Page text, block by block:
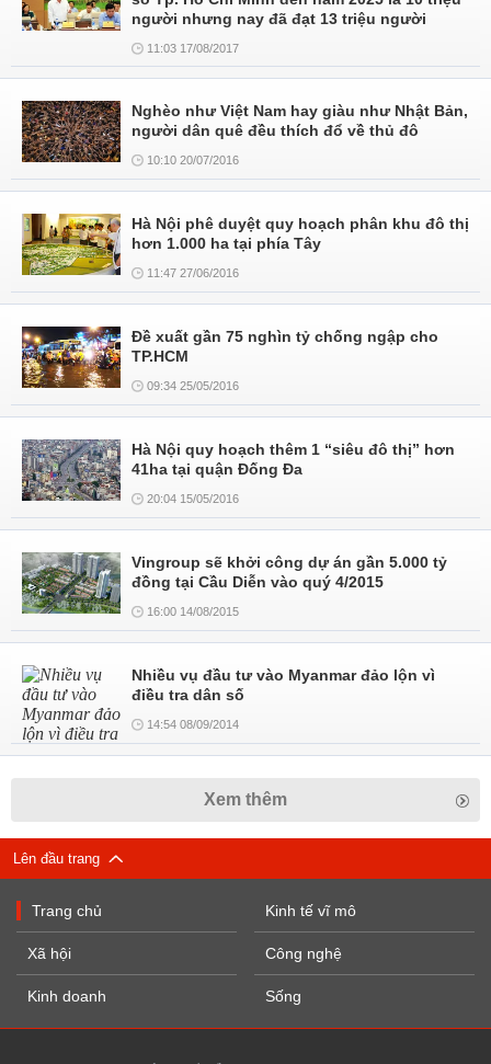
người nhưng nay đã đạt 13 triệu người
11:03 17/08/2017
Nghèo như Việt Nam hay giàu như Nhật Bản,
người dân quê đều thích đổ về thủ đô
10:10 20/07/2016
Hà Nội phê duyệt quy hoạch phân khu đô thị
hơn 1.000 ha tại phía Tây
11:47 27/06/2016
Đề xuất gần 75 nghìn tỷ chống ngập cho
TP.HCM
09:34 25/05/2016
Hà Nội quy hoạch thêm 1 “siêu đô thị” hơn
41ha tại quận Đống Đa
20:04 15/05/2016
Vingroup sẽ khởi công dự án gần 5.000 tỷ
đồng tại Cầu Diễn vào quý 4/2015
16:00 14/08/2015
Nhiều vụ đầu tư vào Myanmar đảo lộn vì
điều tra dân số
14:54 08/09/2014
Xem thêm
Lên đầu trang
Trang chủ
Xã hội
Kinh doanh
Kinh tế vĩ mô
Công nghệ
Sống